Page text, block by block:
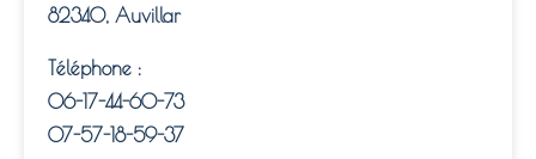
82340,Auvillar
Téléphone :
06-17-44-60-73
07-57-18-59-37